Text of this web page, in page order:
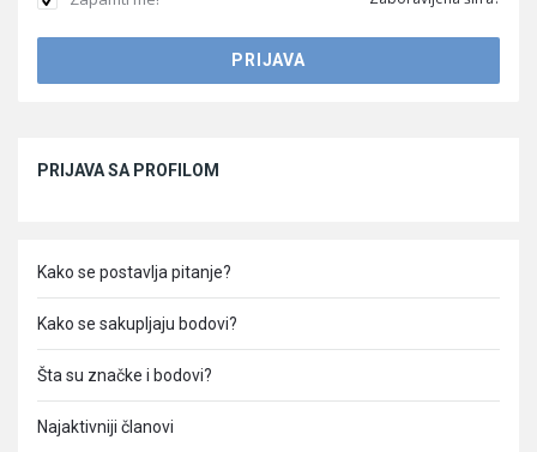
PRIJAVA SA PROFILOM
Kako se postavlja pitanje?
Kako se sakupljaju bodovi?
Šta su značke i bodovi?
Najaktivniji članovi